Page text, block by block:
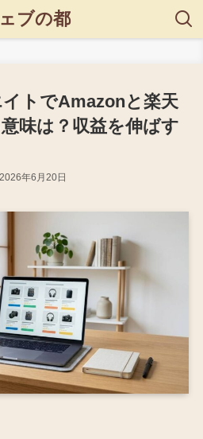
ブの都
トでAmazonと楽天
味は？収益を伸ばす
2026年6月20日